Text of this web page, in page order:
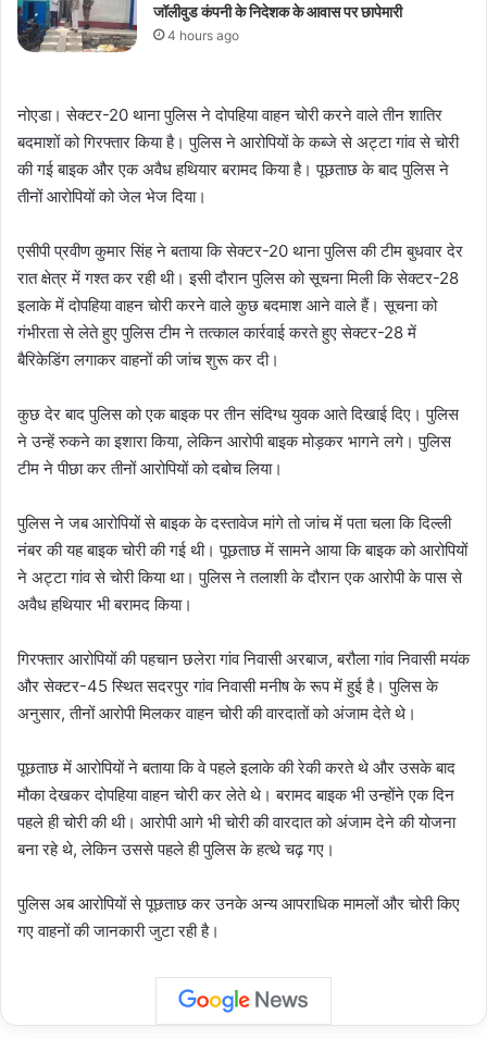
जॉलीवुड कंपनी के निदेशक के आवास पर छापेमारी
4 hours ago
नोएडा। सेक्टर-20 थाना पुलिस ने दोपहिया वाहन चोरी करने वाले तीन शातिर
बदमाशों को गिरफ्तार किया है। पुलिस ने आरोपियों के कब्जे से अट्टा गांव से चोरी
की गई बाइक और एक अवैध हथियार बरामद किया है। पूछताछ के बाद पुलिस ने
तीनों आरोपियों को जेल भेज दिया।
एसीपी प्रवीण कुमार सिंह ने बताया कि सेक्टर-20 थाना पुलिस की टीम बुधवार देर
रात क्षेत्र में गश्त कर रही थी। इसी दौरान पुलिस को सूचना मिली कि सेक्टर-28
इलाके में दोपहिया वाहन चोरी करने वाले कुछ बदमाश आने वाले हैं। सूचना को
गंभीरता से लेते हुए पुलिस टीम ने तत्काल कार्रवाई करते हुए सेक्टर-28 में
बैरिकेडिंग लगाकर वाहनों की जांच शुरू कर दी।
कुछ देर बाद पुलिस को एक बाइक पर तीन संदिग्ध युवक आते दिखाई दिए। पुलिस
ने उन्हें रुकने का इशारा किया, लेकिन आरोपी बाइक मोड़कर भागने लगे। पुलिस
टीम ने पीछा कर तीनों आरोपियों को दबोच लिया।
पुलिस ने जब आरोपियों से बाइक के दस्तावेज मांगे तो जांच में पता चला कि दिल्ली
नंबर की यह बाइक चोरी की गई थी। पूछताछ में सामने आया कि बाइक को आरोपियों
ने अट्टा गांव से चोरी किया था। पुलिस ने तलाशी के दौरान एक आरोपी के पास से
अवैध हथियार भी बरामद किया।
गिरफ्तार आरोपियों की पहचान छलेरा गांव निवासी अरबाज, बरौला गांव निवासी मयंक
और सेक्टर-45 स्थित सदरपुर गांव निवासी मनीष के रूप में हुई है। पुलिस के
अनुसार, तीनों आरोपी मिलकर वाहन चोरी की वारदातों को अंजाम देते थे।
पूछताछ में आरोपियों ने बताया कि वे पहले इलाके की रेकी करते थे और उसके बाद
मौका देखकर दोपहिया वाहन चोरी कर लेते थे। बरामद बाइक भी उन्होंने एक दिन
पहले ही चोरी की थी। आरोपी आगे भी चोरी की वारदात को अंजाम देने की योजना
बना रहे थे, लेकिन उससे पहले ही पुलिस के हत्थे चढ़ गए।
पुलिस अब आरोपियों से पूछताछ कर उनके अन्य आपराधिक मामलों और चोरी किए
गए वाहनों की जानकारी जुटा रही है।